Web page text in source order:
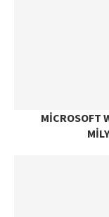
MICROSOFT